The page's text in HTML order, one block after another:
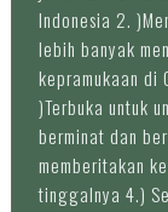
Indonesia 2.
lebih banyak
kepramukaan di
)Terbuka untuk
berminat dan
memberitakan
tinggalnya 4.)